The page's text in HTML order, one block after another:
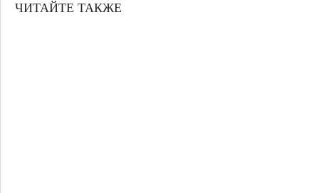
ЧИТАЙТЕ ТАКЖЕ